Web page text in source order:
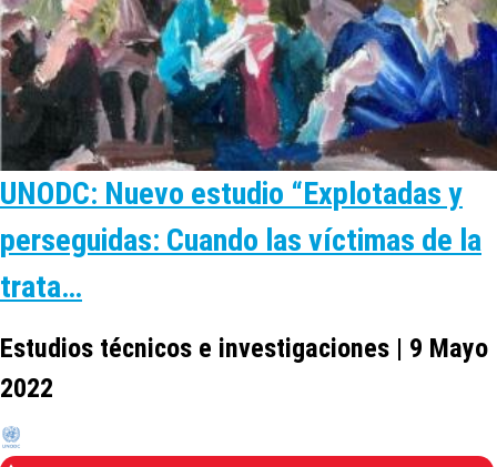
UNODC: Nuevo estudio “Explotadas y
perseguidas: Cuando las víctimas de la
trata…
Estudios técnicos e investigaciones | 9 Mayo
2022